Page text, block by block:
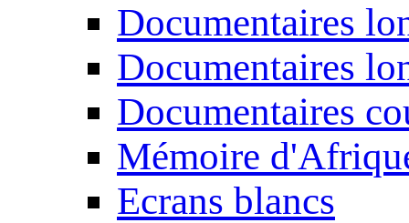
Documentaires
Documentaires
Documentaires
Mémoire
Ecrans blancs